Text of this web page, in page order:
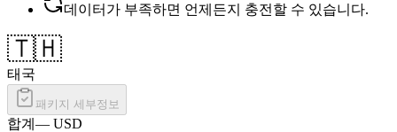
데이터가 부족하면 언제든지 충전할 수 있습니다.
🇹🇭
태국
패키지 세부정보
합계 — USD